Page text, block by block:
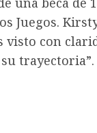
Juegos.
visto con
trayectoria”.